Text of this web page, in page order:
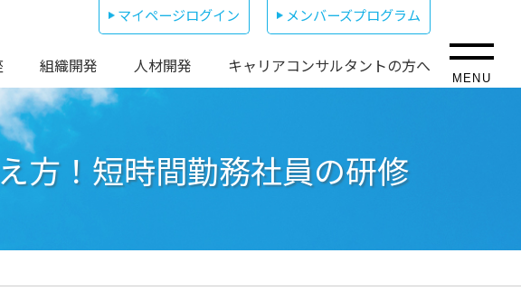
マイページログイン メンバーズプログラム
組織開発 人材開発 キャリアコンサルタントの方へ
MENU
方！短時間勤務社員の研修